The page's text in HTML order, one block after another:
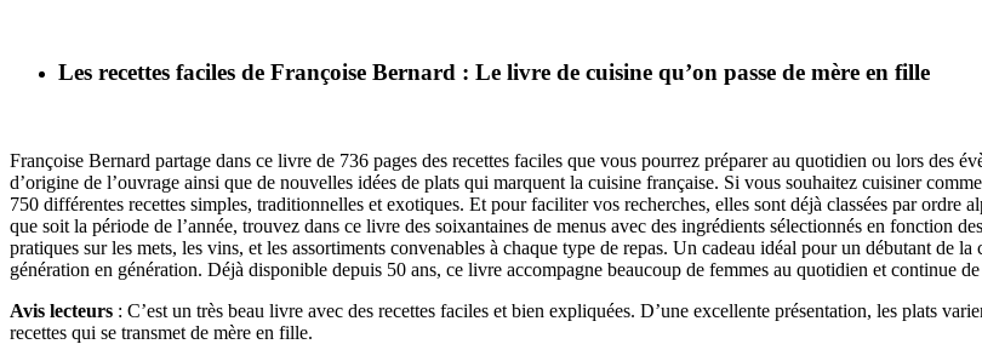
Les recettes faciles de Françoise Bernard : Le livre de cuisine qu’on passe de mère en fille
Françoise Bernard partage dans ce livre de 736 pages des recettes faciles que vous pourrez préparer au quotidien ou lors des
d’origine de l’ouvrage ainsi que de nouvelles idées de plats qui marquent la cuisine française. Si vous souhaitez cuisiner
750 différentes recettes simples, traditionnelles et exotiques. Et pour faciliter vos recherches, elles sont déjà classées par
que soit la période de l’année, trouvez dans ce livre des soixantaines de menus avec des ingrédients sélectionnés en fonction
pratiques sur les mets, les vins, et les assortiments convenables à chaque type de repas. Un cadeau idéal pour un débutant de la
génération en génération. Déjà disponible depuis 50 ans, ce livre accompagne beaucoup de femmes au quotidien et continue
Avis lecteurs : C’est un très beau livre avec des recettes faciles et bien expliquées. D’une excellente présentation, les plats
recettes qui se transmet de mère en fille.